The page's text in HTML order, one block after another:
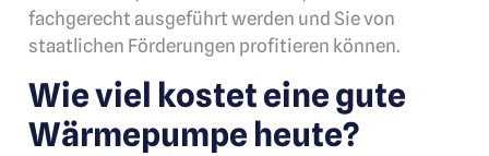
fachgerecht ausgeführt werden und Sie von
staatlichen Förderungen profitieren können.
Wie viel kostet eine gute
Wärmepumpe heute?